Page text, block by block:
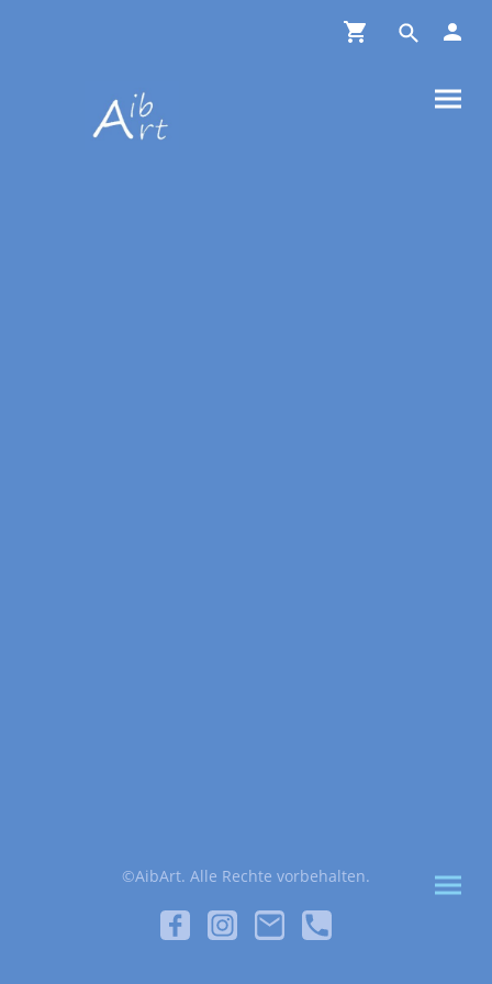
©AibArt. Alle Rechte vorbehalten.